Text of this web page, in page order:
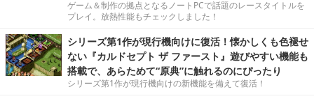
ゲーム＆制作の拠点となるノートPCで話題のレースタイトルを
プレイ。放熱性能もチェックしました！
シリーズ第1作が現行機向けに復活！懐かしくも色褪せ
ない『カルドセプト ザ ファースト』遊びやすい機能も
搭載で、あらためて“原典”に触れるのにぴったり
シリーズ第1作が現行機向けの新機能を備えて復活！